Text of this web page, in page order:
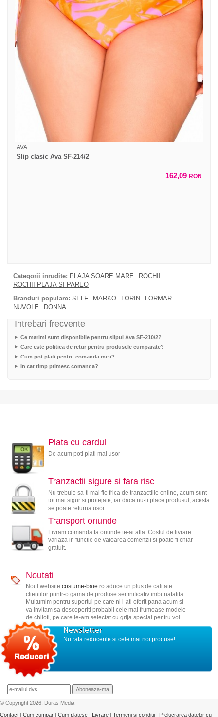
AVA
Slip clasic Ava SF-214/2
162,09 RON
Categorii inrudite: PLAJA SOARE MARE
ROCHII
ROCHII PLAJA SI PAREO
Branduri populare: SELF MARKO LORIN
LORMAR
NUVOLE
DONNA
Intrebari frecvente
Ce marimi sunt disponibile pentru slipul Ava SF-210/2?
Care este politica de retur pentru produsele cumparate?
Cum pot plati pentru comanda mea?
In cat timp primesc comanda?
Plata cu cardul
De acum poti plati mai usor
Tranzactii sigure si fara risc
Nu trebuie sa-ti mai fie frica de tranzactiile online, acum sunt
tot mai sigur si protejate, iar daca nu-ti place produsul, acesta
se poate returna usor.
Transport oriunde
Livram comanda ta oriunde te-ai afla. Costul de livrare
variaza in functie de valoarea comenzii si poate fi chiar
gratuit.
Noutati
Noul website costume-baie.roaduce un plus de calitate
clientilor printr-o gama de produse semnificativ imbunatatita.
Multumim pentru suportul pe care ni l-ati oferit pana acum si
va invitam sa descoperiti probabil cele mai frumoase modele
de chiloti, pe care le-am selectat cu grija special pentru voi.
Newsletter
Nu rata reducerile si cele mai noi produse!
© Copyright 2026, Duras Media
Contact | Cum cumpar | Cum platesc | Livrare | Termeni si conditii | Prelucrarea datelor cu